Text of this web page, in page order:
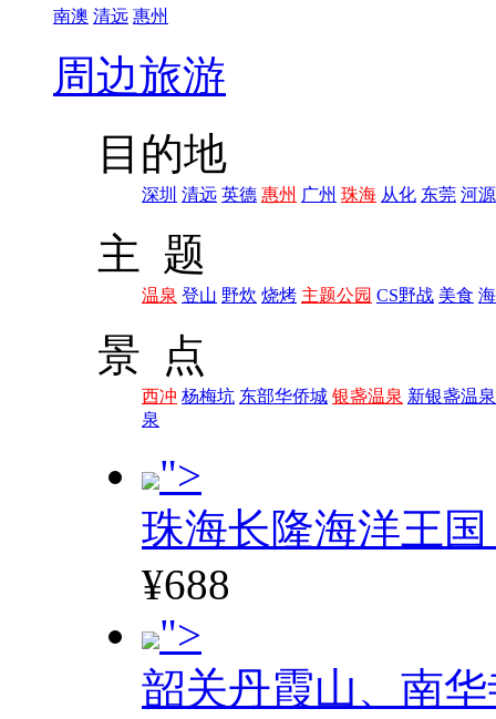
南澳 清远 惠州
周边旅游
目的地
深圳 清远 英德 惠州 广州 珠海 从化 东莞 河源
主 题
温泉 登山 野炊 烧烤 主题公园 CS野战 美食
景 点
西冲 杨梅坑 东部华侨城 银盏温泉 新银盏温泉
泉
">
珠海长隆海洋王
¥688
">
韶关丹霞山、南